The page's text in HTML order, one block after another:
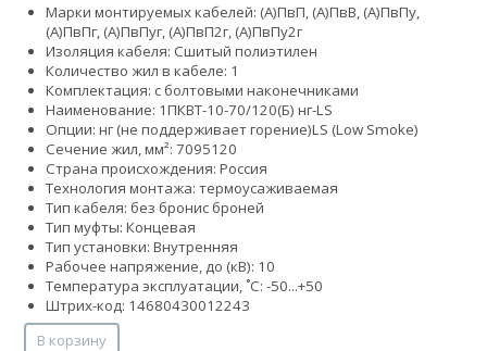
Марки монтируемых кабелей: (А)ПвП, (А)ПвВ, (А)ПвПу,
(А)ПвПг, (А)ПвПуг, (А)ПвП2г, (А)ПвПу2г
Изоляция кабеля: Сшитый полиэтилен
Количество жил в кабеле: 1
Комплектация: с болтовыми наконечниками
Наименование: 1ПКВТ-10-70/120(Б) нг-LS
Опции: нг (не поддерживает горение)LS (Low Smoke)
Сечение жил, мм²: 7095120
Страна происхождения: Россия
Технология монтажа: термоусаживаемая
Тип кабеля: без бронис броней
Тип муфты: Концевая
Тип установки: Внутренняя
Рабочее напряжение, до (кВ): 10
Температура эксплуатации, ˚С: -50...+50
Штрих-код: 14680430012243
В корзину